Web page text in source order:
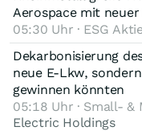
Aerospace mit
05:30 Uhr · ESG
Dekarbonisierung
neue E-Lkw,
gewinnen könnten
05:18 Uhr · Small-
Electric Holdings